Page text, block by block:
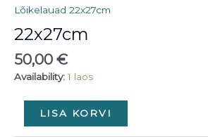
Lõikelauad 22x27cm
22x27cm
50,00 €
Availability: 1 laos
LISA KORVI